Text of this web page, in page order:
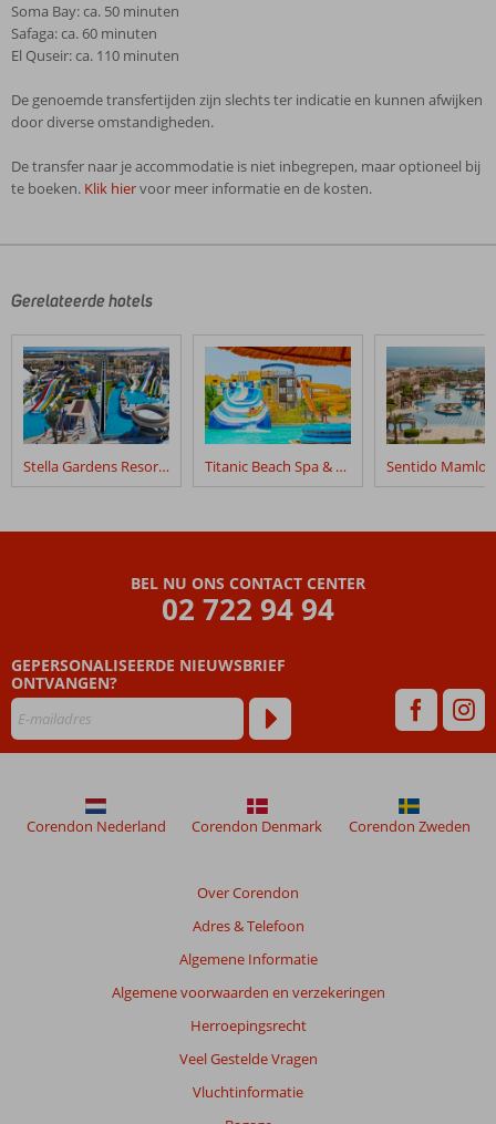
Soma Bay: ca. 50 minuten
Safaga: ca. 60 minuten
El Quseir: ca. 110 minuten
De genoemde transfertijden zijn slechts ter indicatie en kunnen afwijken
door diverse omstandigheden.
De transfer naar je accommodatie is niet inbegrepen, maar optioneel bij
te boeken. Klik hiervoor meer informatie en de kosten.
door
klanten
geschreven
na
hun
verblijf
Sunrise
die
ouder
48
worden
niet
getoonde
Gerelateerde hotels
Stella Gardens Resort & Spa Makadi Bay Titanic Beach Spa & Aqua Park
BEL NU ONS CONTACT CENTER
02 722 94 94
GEPERSONALISEERDE NIEUWSBRIEF
ONTVANGEN?
Over Corendon
Adres & Telefoon
Algemene Informatie
Algemene voorwaarden en verzekeringen
Herroepingsrecht
Veel Gestelde Vragen
Vluchtinformatie
Corendon Nederland Corendon Denmark Corendon Zweden